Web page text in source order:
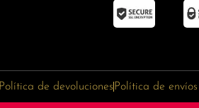
Política de devoluciones Política de envíos